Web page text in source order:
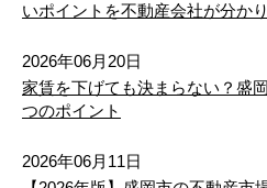
いポイントを不動産会社が分か
2026年06月20日
家賃を下げても決まらない？盛
つのポイント
2026年06月11日